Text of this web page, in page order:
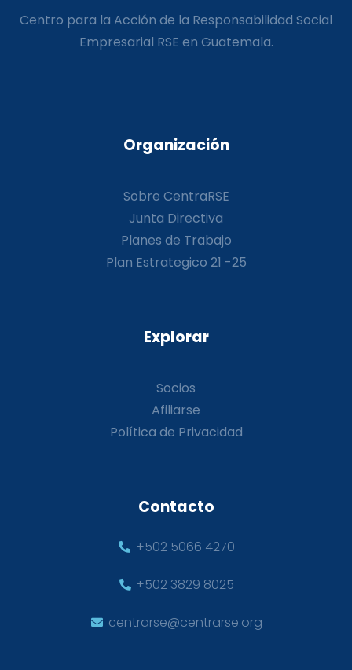
Centro para la Acción de la Responsabilidad Social
Empresarial RSE en Guatemala.
Organización
Sobre CentraRSE
Junta Directiva
Planes de Trabajo
Plan Estrategico 21 -25
Explorar
Socios
Afiliarse
Política de Privacidad
Contacto
+502 5066 4270
+502 3829 8025
centrarse@centrarse.org